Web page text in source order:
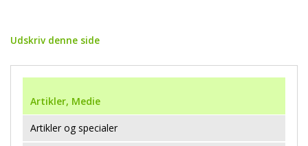
Udskriv denne side
Artikler, Medie
Artikler og specialer